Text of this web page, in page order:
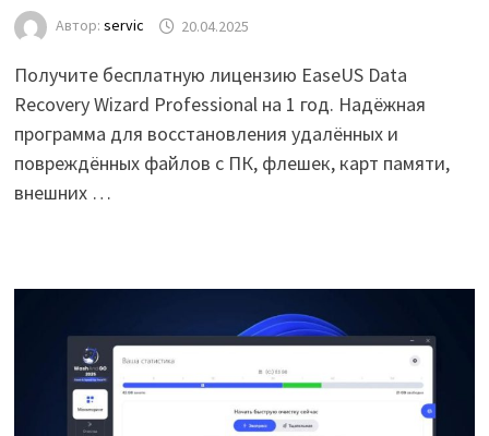
Автор: servic 20.04.2025
Получите бесплатную лицензию EaseUS Data
Recovery Wizard Professional на 1 год. Надёжная
программа для восстановления удалённых и
повреждённых файлов с ПК, флешек, карт памяти,
внешних …